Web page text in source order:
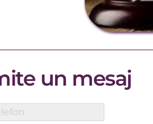
un mesaj